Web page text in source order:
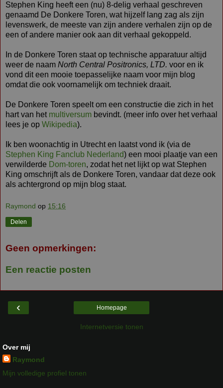
Stephen King heeft een (nu) 8-delig verhaal geschreven
genaamd De Donkere Toren, wat hijzelf lang zag als zijn
levenswerk, de meeste van zijn andere verhalen zijn op de
een of andere manier ook aan dit verhaal gekoppeld.
In de Donkere Toren staat op technische apparatuur altijd
weer de naam North Central Positronics, LTD. voor en ik
vond dit een mooie toepasselijke naam voor mijn blog
omdat die ook voornamelijk om techniek draait.
De Donkere Toren speelt om een constructie die zich in het
hart van het multiversum bevindt. (meer info over het verhaal
lees je op Wikipedia).
Ik ben woonachtig in Utrecht en laatst vond ik (via de
Stephen King Fanclub Nederland) een mooi plaatje van een
verwilderde Dom-toren, zodat het net lijkt op wat Stephen
King omschrijft als de Donkere Toren, vandaar dat deze ook
als achtergrond op mijn blog staat.
Raymond op 15:16
Delen
Geen opmerkingen:
Een reactie posten
‹ Homepage
Internetversie tonen
Over mij
Raymond
Mijn volledige profiel tonen